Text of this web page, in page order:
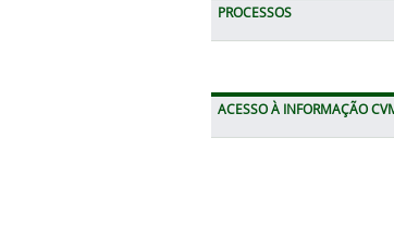
PROCESSOS
ACESSO À INFORMAÇÃO